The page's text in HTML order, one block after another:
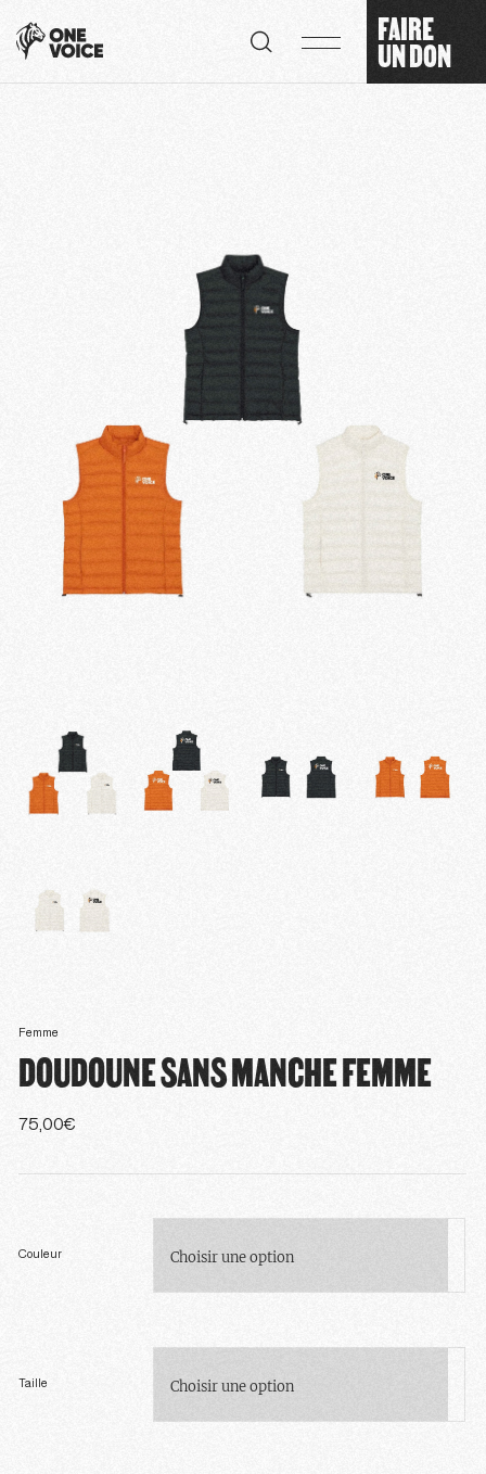
FAIRE
UN DON
Femme
DOUDOUNE SANS MANCHE FEMME
75,00€
Couleur
Taille